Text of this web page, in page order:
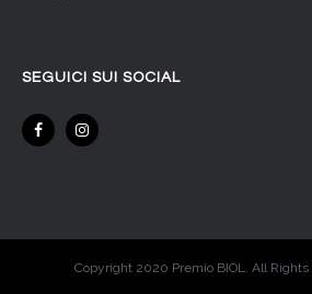
SEGUICI SUI SOCIAL
Copyright 2020 Premio BIOL. All